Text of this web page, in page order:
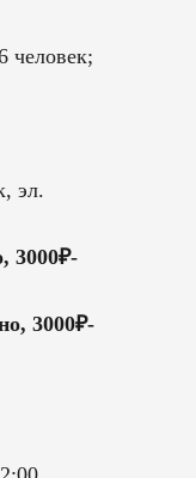
человек;
эл.
3000₽-
3000₽-